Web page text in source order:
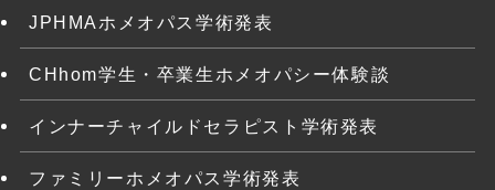
JPHMAホメオパス学術発表
CHhom学生・卒業生ホメオパシー体験談
インナーチャイルドセラピスト学術発表
ファミリーホメオパス学術発表